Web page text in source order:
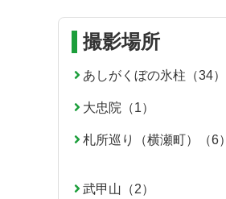
撮影場所
あしがくぼの氷柱（34）
大忠院（1）
札所巡り（横瀬町）（6）
武甲山（2）